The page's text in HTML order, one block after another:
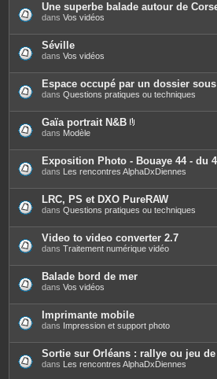
Une superbe balade autour de
dans Vos vidéos
Séville
dans Vos vidéos
Espace occupé par un dossier
dans Questions pratiques ou techniques
Gaïa portrait N&B
è
c
e
s
j
o
i
n
t
e
s
dans Modèle
Exposition Photo - Bouaye 44 - du
dans Les rencontres AlphaDxDiennes
LRC, PS et DXO PureRAW
dans Questions pratiques ou techniques
Video to video converter 2.7
dans Traitement numérique vidéo
Balade bord de mer
dans Vos vidéos
Imprimante mobile
dans Impression et support photo
Sortie sur Orléans : rallye ou jeu
dans Les rencontres AlphaDxDiennes